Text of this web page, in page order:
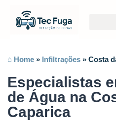
⌂ Home » Infiltrações » Costa
Especialistas
de Água na
Caparica